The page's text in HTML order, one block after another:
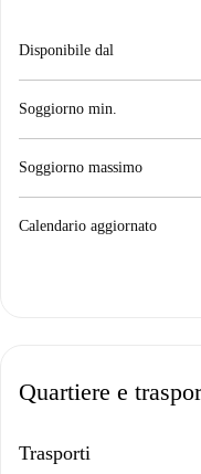
Disponibile dal
Soggiorno min.
Soggiorno massimo
Calendario aggiornato
Quartiere e
Trasporti